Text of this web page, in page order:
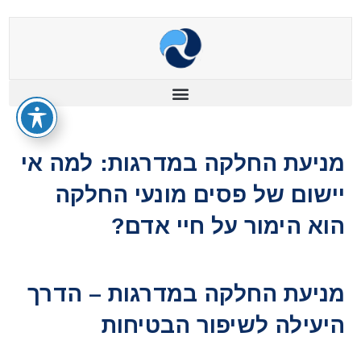
מניעת החלקה במדרגות: למה אי
יישום של פסים מונעי החלקה
הוא הימור על חיי אדם?
מניעת החלקה במדרגות – הדרך
היעילה לשיפור הבטיחות